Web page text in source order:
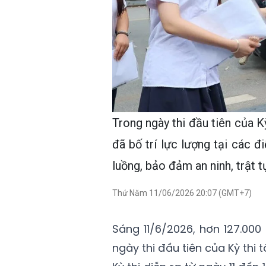
Trong ngày thi đầu tiên của
đã bố trí lực lượng tại các
luồng, bảo đảm an ninh, trật
Thứ Năm 11/06/2026 20:07 (GMT+7)
Sáng 11/6/2026, hơn
ngày thi đầu tiên của Kỳ thi